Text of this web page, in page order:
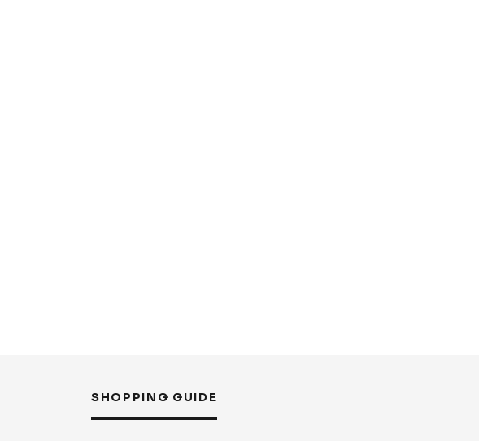
SHOPPING GUIDE